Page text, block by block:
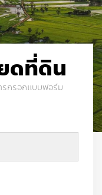
ดที่ดิน
รกรอกแบบฟอร์ม